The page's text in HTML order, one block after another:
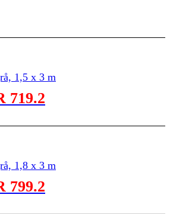
1,5 x 3 m
719.2
1,8 x 3 m
799.2